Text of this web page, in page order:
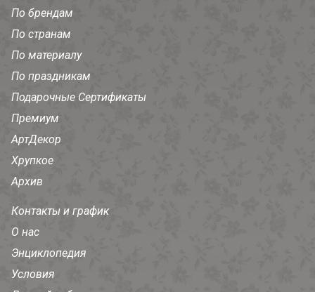
По брендам
По странам
По материалу
По праздникам
Подарочные Сертификаты
Премиум
АртДекор
Хрупкое
Архив
Контакты и график
О нас
Энциклопедия
Условия